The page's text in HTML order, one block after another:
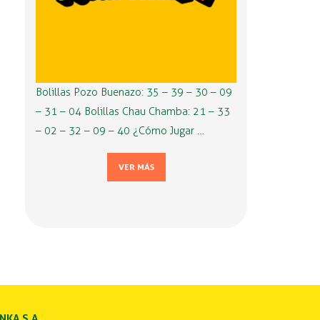
Bolillas Pozo Buenazo: 35 – 39 – 30 – 09
– 31 – 04 Bolillas Chau Chamba: 21 – 33
– 02 – 32 – 09 – 40 ¿Cómo Jugar …
VER MÁS